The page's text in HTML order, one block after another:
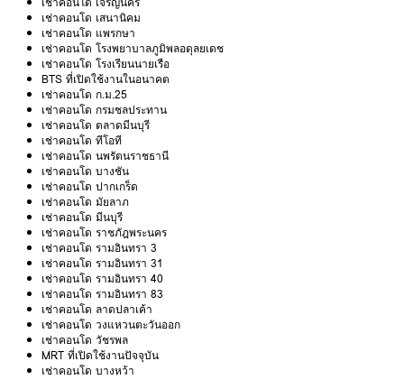
เช่าคอนโด เสนานิคม
เช่าคอนโด แพรกษา
เช่าคอนโด โรงพยาบาลภูมิพลอดุลยเดช
เช่าคอนโด โรงเรียนนายเรือ
BTS ที่เปิดใช้งานในอนาคต
เช่าคอนโด ก.ม.25
เช่าคอนโด กรมชลประทาน
เช่าคอนโด ตลาดมีนบุรี
เช่าคอนโด ทีโอที
เช่าคอนโด นพรัตนราชธานี
เช่าคอนโด บางชัน
เช่าคอนโด ปากเกร็ด
เช่าคอนโด มัยลาภ
เช่าคอนโด มีนบุรี
เช่าคอนโด ราชภัฎพระนคร
เช่าคอนโด รามอินทรา 3
เช่าคอนโด รามอินทรา 31
เช่าคอนโด รามอินทรา 40
เช่าคอนโด รามอินทรา 83
เช่าคอนโด ลาดปลาเค้า
เช่าคอนโด วงแหวนตะวันออก
เช่าคอนโด วัชรพล
MRT ที่เปิดใช้งานปัจจุบัน
เช่าคอนโด บางหว้า